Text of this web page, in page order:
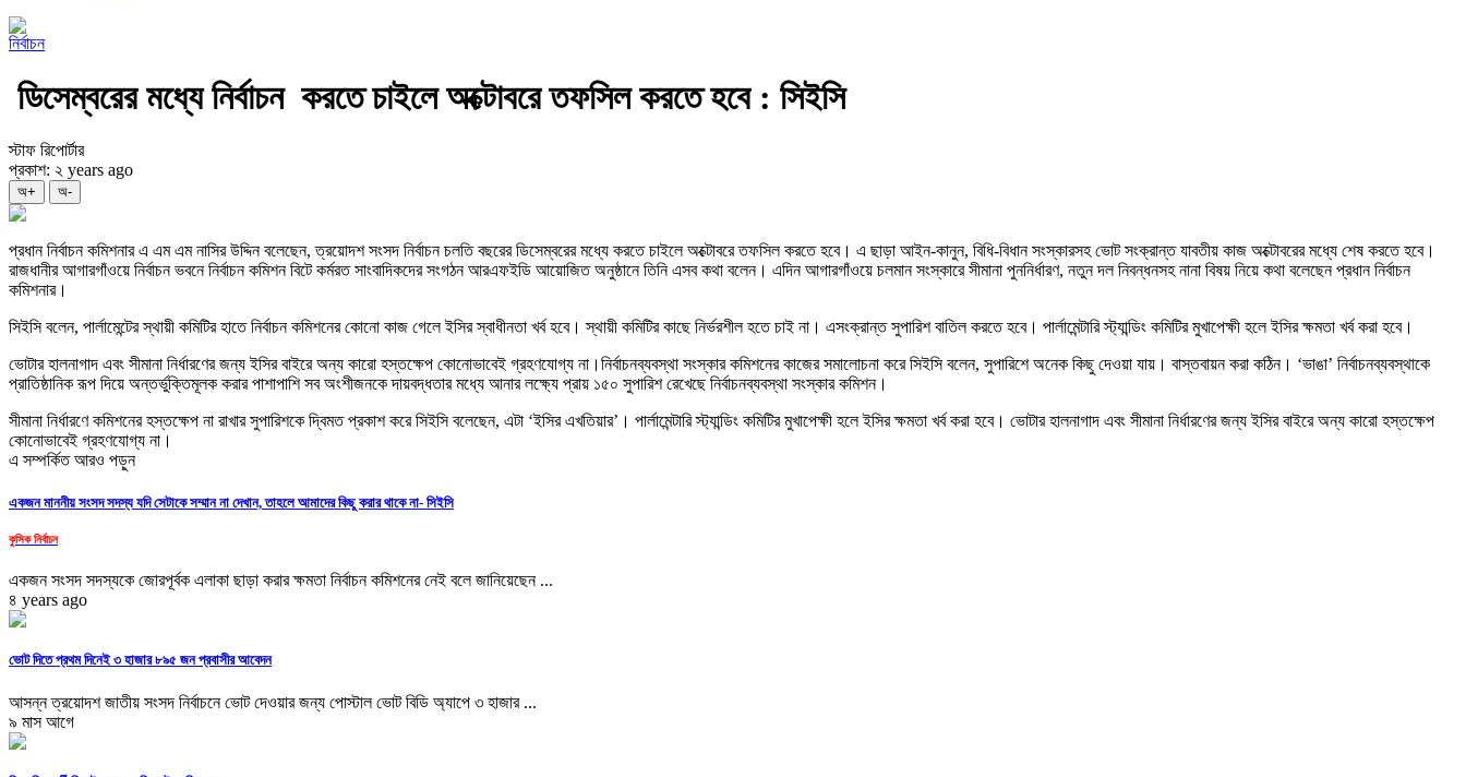
নির্বাচন
ডিসেম্বরের মধ্যে নির্বাচন করতে চাইলে অক্টোবরে তফসিল করতে হবে : সিইসি
স্টাফ রিপোর্টার
প্রকাশ: ২ years ago
অ+ অ-
প্রধান নির্বাচন কমিশনার এ এম এম নাসির উদ্দিন বলেছেন, ত্রয়োদশ সংসদ নির্বাচন চলতি বছরের ডিসেম্বরের মধ্যে করতে চাইলে অক্টোবরে তফসিল করতে হবে। এ ছাড়া আইন-কানুন, বিধি-বিধান সংস্কারসহ ভোট সংক্রান্ত যাবতীয় কাজ অক্টোবরের মধ্যে শেষ করতে হবে।
রাজধানীর আগারগাঁওয়ে নির্বাচন ভবনে নির্বাচন কমিশন বিটে কর্মরত সাংবাদিকদের সংগঠন আরএফইডি আয়োজিত অনুষ্ঠানে তিনি এসব কথা বলেন। এদিন আগারগাঁওয়ে চলমান সংস্কারে সীমানা পুননির্ধারণ, নতুন দল নিবন্ধনসহ নানা বিষয় নিয়ে কথা বলেছেন প্রধান নির্বাচন
কমিশনার।
সিইসি বলেন, পার্লামেন্টের স্থায়ী কমিটির হাতে নির্বাচন কমিশনের কোনো কাজ গেলে ইসির স্বাধীনতা খর্ব হবে। স্থায়ী কমিটির কাছে নির্ভরশীল হতে চাই না। এসংক্রান্ত সুপারিশ বাতিল করতে হবে। পার্লামেন্টারি স্ট্যান্ডিং কমিটির মুখাপেক্ষী হলে ইসির ক্ষমতা খর্ব করা হবে।
ভোটার হালনাগাদ এবং সীমানা নির্ধারণের জন্য ইসির বাইরে অন্য কারো হস্তক্ষেপ কোনোভাবেই গ্রহণযোগ্য না।নির্বাচনব্যবস্থা সংস্কার কমিশনের কাজের সমালোচনা করে সিইসি বলেন, সুপারিশে অনেক কিছু দেওয়া যায়। বাস্তবায়ন করা কঠিন। ‘ভাঙা’ নির্বাচনব্যবস্থাকে
প্রাতিষ্ঠানিক রূপ দিয়ে অন্তর্ভুক্তিমূলক করার পাশাপাশি সব অংশীজনকে দায়বদ্ধতার মধ্যে আনার লক্ষ্যে প্রায় ১৫০ সুপারিশ রেখেছে নির্বাচনব্যবস্থা সংস্কার কমিশন।
সীমানা নির্ধারণে কমিশনের হস্তক্ষেপ না রাখার সুপারিশকে দ্বিমত প্রকাশ করে সিইসি বলেছেন, এটা ‘ইসির এখতিয়ার’। পার্লামেন্টারি স্ট্যান্ডিং কমিটির মুখাপেক্ষী হলে ইসির ক্ষমতা খর্ব করা হবে। ভোটার হালনাগাদ এবং সীমানা নির্ধারণের জন্য ইসির বাইরে অন্য কারো হস্তক্ষেপ
কোনোভাবেই গ্রহণযোগ্য না।
এ সম্পর্কিত আরও পড়ুন
একজন মাননীয় সংসদ সদস্য যদি সেটাকে সম্মান না দেখান, তাহলে আমাদের কিছু করার থাকে না- সিইসি
কুসিক নির্বাচন
একজন সংসদ সদস্যকে জোরপূর্বক এলাকা ছাড়া করার ক্ষমতা নির্বাচন কমিশনের নেই বলে জানিয়েছেন ...
৪ years ago
ভোট দিতে প্রথম দিনেই ৩ হাজার ৮৯৫ জন প্রবাসীর আবেদন
আসন্ন ত্রয়োদশ জাতীয় সংসদ নির্বাচনে ভোট দেওয়ার জন্য পোস্টাল ভোট বিডি অ্যাপে ৩ হাজার ...
৯ মাস আগে